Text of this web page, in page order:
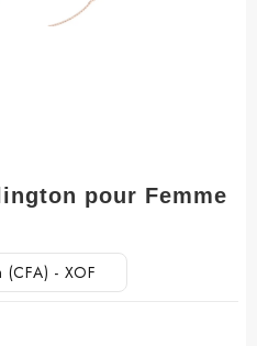
pour Femme
- XOF